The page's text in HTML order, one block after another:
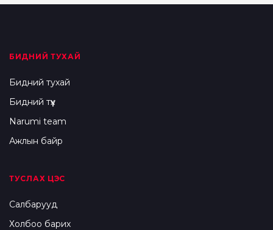
БИДНИЙ ТУХАЙ
Бидний тухай
Бидний түүх
Narumi team
Ажлын байр
ТУСЛАХ ЦЭС
Салбарууд
Холбоо барих